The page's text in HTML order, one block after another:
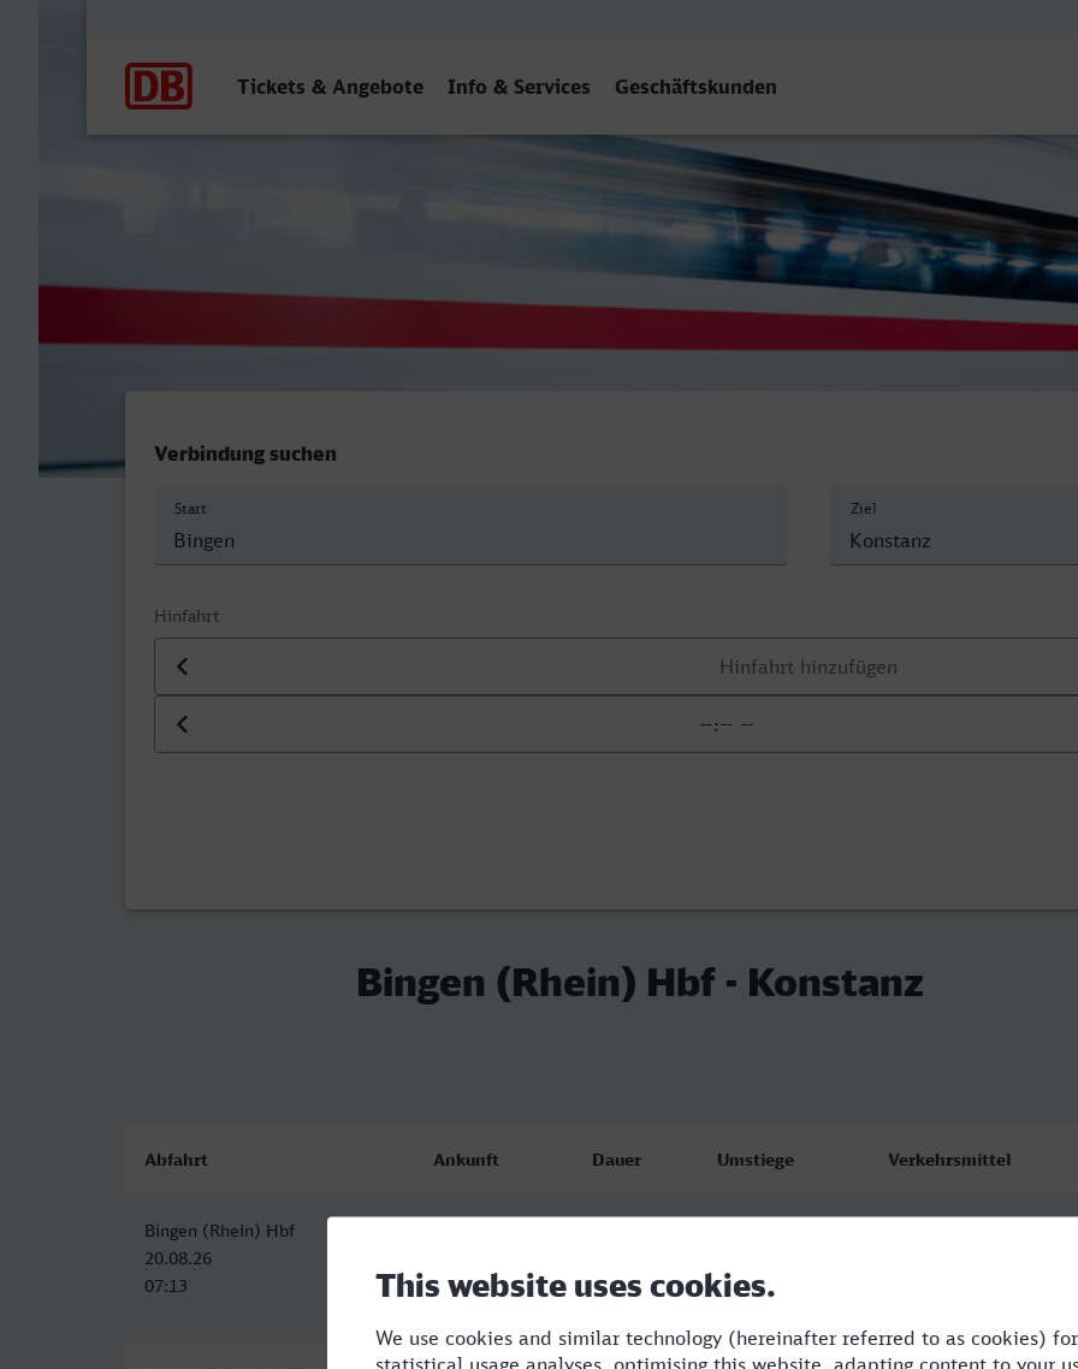
Tickets & Angebote Info & Services Geschäftskunden
Bingen (Rhein) Hbf - Konstanz
Verbindung suchen
Start Ziel
Hinfahrt
Datum der Hinfahrt
Uhrzeit der Hinfahrt
Bingen (Rhein) Hbf - Konstanz
Abfahrt Ankunft Dauer Umstiege Verkehrsmittel
Bingen (Rhein) Hbf
20.08.26
07:13
12:05